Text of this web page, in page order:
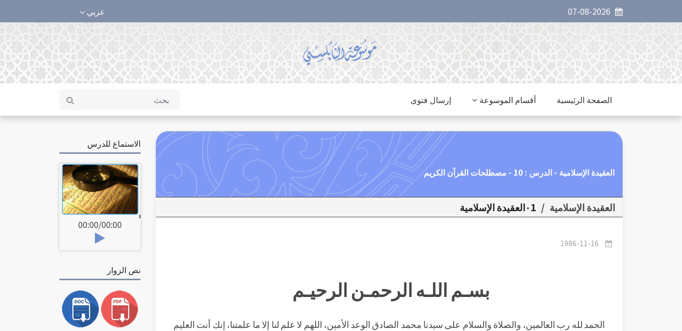
عربي
الصفحة الرئيسية أقسام الموسوعة إرسال فتوى
العقيدة الإسلامية - الدرس : 10 - مصطلحات القرآن الكريم
العقيدة الإسلامية / ٠1العقيدة الإسلامية
1986-11-16
بسـم اللـه الرحمـن الرحيـم
الحمد لله رب العالمين، والصلاة والسلام على سيدنا محمد الصادق الوعد الأمين، اللهم لا علم لنا إلا ما علمتنا، إنك أنت العليم
الاستماع للدرس
00:00/00:00
نص الزوار